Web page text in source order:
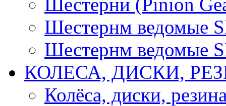
Шестернм ведомые
Шестернм ведомые
КОЛЕСА, ДИСКИ,
Колёса, диски,